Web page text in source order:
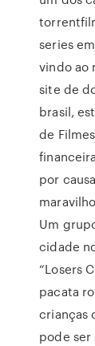
series
vindo ao
site de
brasil,
de
por
Um
cidade
“Losers
pacata
crianças
pode ser